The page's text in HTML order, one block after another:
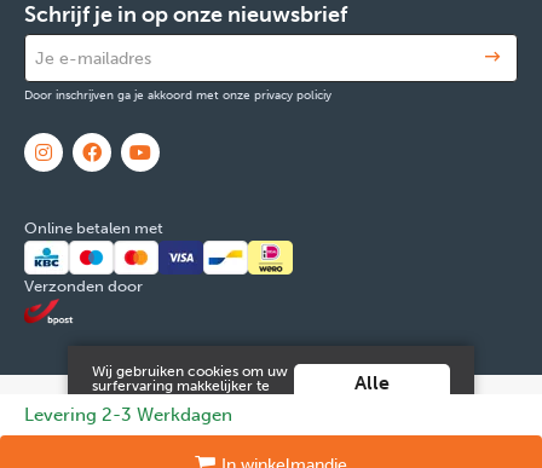
Levering 2-3 Werkdagen
Schrijf je in op onze nieuwsbrief
Door inschrijven ga je akkoord met onze privacy policiy
Online betalen met
Verzonden door
© 2026 FOX & Cie Ondernemingsnr: 0551.965.335
Tilroy.
Juridische informatie en contact
Cookies
Wij gebruiken cookies om uw
surfervaring makkelijker te
te maken van deze website ga
je hiermee akkoord.
Meer info vind je in onze
Alle
aanvaarden